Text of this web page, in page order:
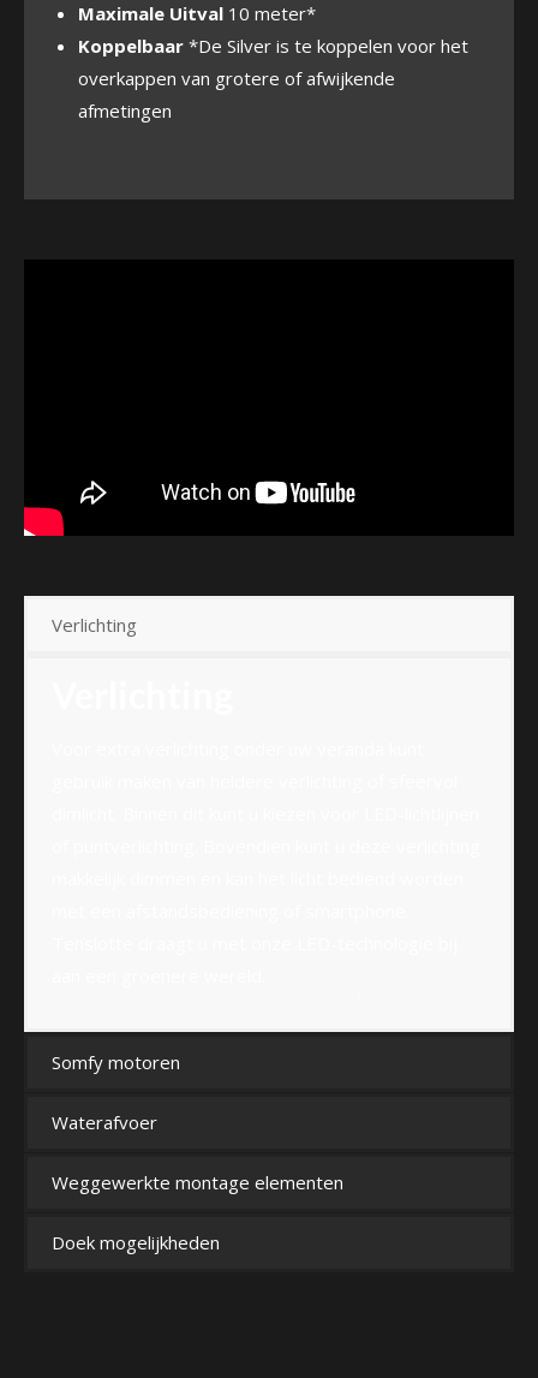
Maximale Uitval 10 meter*
Koppelbaar *De Silver is te koppelen voor het
overkappen van grotere of afwijkende
afmetingen
Verlichting
Somfy motoren
Waterafvoer
Weggewerkte montage elementen
Doek mogelijkheden